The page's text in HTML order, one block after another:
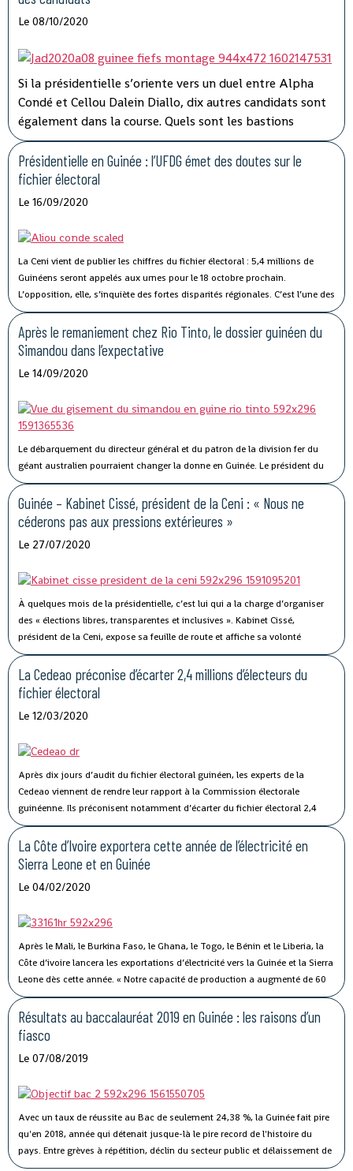
Le 08/10/2020
Si la présidentielle s’oriente vers un duel entre Alpha
Condé et Cellou Dalein Diallo, dix autres candidats sont
également dans la course. Quels sont les bastions
électoraux des principaux candidats ? Réponse en
infographie.
Présidentielle en Guinée : l’UFDG émet des doutes sur le
fichier électoral
Le 16/09/2020
La Ceni vient de publier les chiffres du fichier électoral : 5,4 millions de
Guinéens seront appelés aux urnes pour le 18 octobre prochain.
L’opposition, elle, s’inquiète des fortes disparités régionales. C’est l’une des
pommes de discorde autour de laquelle s’affrontent le pouvoir et les
différentes composantes de l’opposition. À un peu plus d’un mois de
l’élection présidentielle, la Commission électorale nationale indépendante
(Ceni) a présenté les statistiques finales du fichier électoral, lors d’une
conférence de presse, lundi 14 septembre.
Après le remaniement chez Rio Tinto, le dossier guinéen du
Simandou dans l’expectative
Le 14/09/2020
Le débarquement du directeur général et du patron de la division fer du
géant australien pourraient changer la donne en Guinée. Le président du
géant minier anglo-australien a annoncé ce 11 septembre le départ
prochain de son CEO Jean Sébastien Jacques. Ce dernier aux manettes
depuis 2016
n’aura finalement pas tenu face à la pression, après quatre
mois dans la tourmente, vilipendé par les associations de défense des
droits humains, les députés australiens, puis certains de ses actionnaires
Guinée – Kabinet Cissé, président de la Ceni : « Nous ne
céderons pas aux pressions extérieures »
Le 27/07/2020
À quelques mois de la présidentielle, c’est lui qui a la charge d’organiser
des « élections libres, transparentes et inclusives ». Kabinet Cissé,
président de la Ceni, expose sa feuille de route et affiche sa volonté
d’indépendance.En acceptant la présidence de la Commission électorale
nationale indépendante (Ceni), Kabinet Cissé savait qu’il prenait les rênes
de l’une des institutions les plus difficiles à gérer à Conakry
La Cedeao préconise d’écarter 2,4 millions d’électeurs du
fichier électoral
Le 12/03/2020
Après dix jours d’audit du fichier électoral guinéen, les experts de la
Cedeao viennent de rendre leur rapport à la Commission électorale
guinéenne. Ils préconisent notamment d’écarter du fichier électoral 2,4
millions d’électeurs sans pièces justificatives qui y figurent.
La Côte d’Ivoire exportera cette année de l’électricité en
Sierra Leone et en Guinée
Le 04/02/2020
Après le Mali, le Burkina Faso, le Ghana, le Togo, le Bénin et le Liberia, la
Côte d’ivoire lancera les exportations d’électricité vers la Guinée et la Sierra
Leone dès cette année. « Notre capacité de production a augmenté de 60
% entre 2011 et 2019 pour atteindre 2229 MW et devrait doubler dans les
prochaines années. Nous exportons environ 11 % de la production
nationale brute d’électricité vers six pays de la Cedeao, à savoir le Ghana,
le Togo, le Bénin, le Burkina Faso, le Mali et le Liberia » a expliqué
Abdourahmane Cissé, le ministre ivoirien du Pétrole, de l’Énergie et du
réunissait à Abidjan, ce 3 février, six ministres de l’Énergie de la Cedeao.
Résultats au baccalauréat 2019 en Guinée : les raisons d’un
fiasco
Le 07/08/2019
Avec un taux de réussite au Bac de seulement 24,38 %, la Guinée fait pire
qu'en 2018, année qui détenait jusque-là le pire record de l'histoire du
pays. Entre grèves à répétition, déclin du secteur public et délaissement de
la filière professionnelle, retour sur un échec collectif.